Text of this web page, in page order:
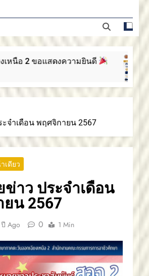
กษาภาคตะวันออกเฉียงเหนือ
าชีวศึกษาภาคตะวันออกเฉียง
เหนือ 2 ขอแสดงความยินดี
กษาภาคตะวันออกเฉียงเหนือ
รหากรรมการสภาสถาบันผู้ทรง
คุณวุฒิ
ดีกับบัณฑิตทุกท่าน สถาบันการ
ษาภาคตะวันออกเฉียงเหนือ 2
ศึกษาภาคตะวันออกเฉียงเหนือ
ภาคตะวัน
ออกเฉียง
เหนือ 2
2 ขอแสดงความยินดี
จำเดือน พฤศจิกายน 2567
เดียว
าว ประจำเดือน
น 2567
Ago 0 1 Min